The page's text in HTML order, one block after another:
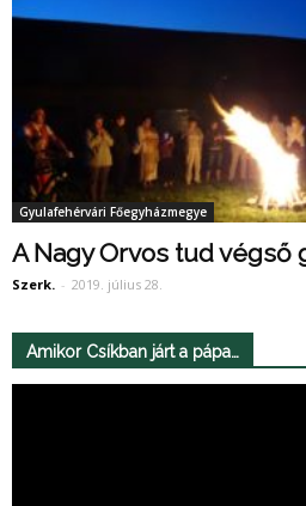
Gyulafehérvári Főegyházmegye
A Nagy Orvos tud végső
Szerk. - 2019. július 28.
Amikor Csíkban járt a pápa…